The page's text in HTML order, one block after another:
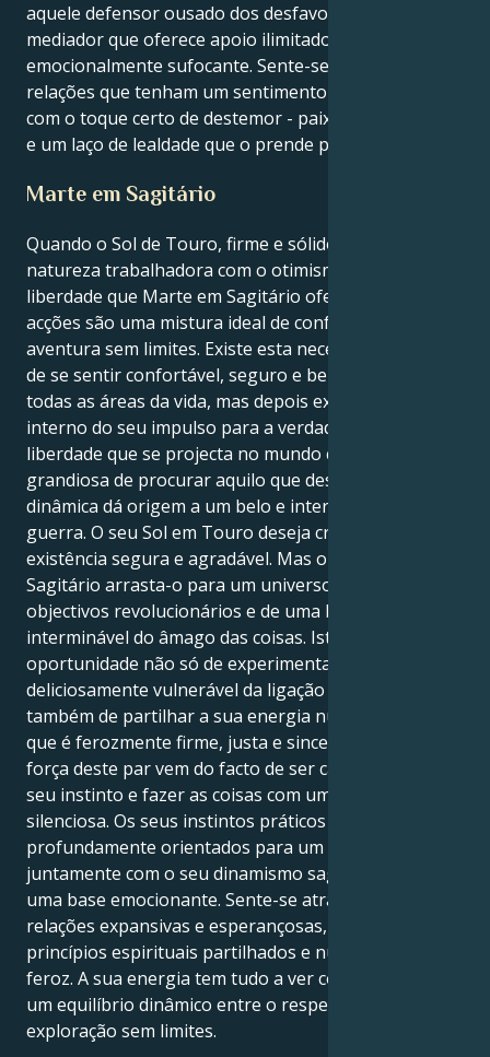
aquele defensor ousado dos desfavorecidos e
mediador que oferece apoio ilimitado sem se tornar
emocionalmente sufocante. Sente-se atraído por
relações que tenham um sentimento de aventura,
com o toque certo de destemor - paixões partilhadas
e um laço de lealdade que o prende para sempre.
Marte em Sagitário
Quando o Sol de Touro, firme e sólido, concilia a sua
natureza trabalhadora com o otimismo amante da
liberdade que Marte em Sagitário oferece, as suas
acções são uma mistura ideal de conforto prático e
aventura sem limites. Existe esta necessidade externa
de se sentir confortável, seguro e bem tratado em
todas as áreas da vida, mas depois existe um mundo
interno do seu impulso para a verdade e para a
liberdade que se projecta no mundo com uma forma
grandiosa de procurar aquilo que deseja. Esta
dinâmica dá origem a um belo e interessante cabo de
guerra. O seu Sol em Touro deseja criar uma
existência segura e agradável. Mas o seu Marte em
Sagitário arrasta-o para um universo apaixonado de
objectivos revolucionários e de uma busca
interminável do âmago das coisas. Isto dá-lhe a
oportunidade não só de experimentar a textura
deliciosamente vulnerável da ligação humana, mas
também de partilhar a sua energia numa capacidade
que é ferozmente firme, justa e sincera. A verdadeira
força deste par vem do facto de ser capaz de seguir o
seu instinto e fazer as coisas com uma tenacidade
silenciosa. Os seus instintos práticos de Touro são
profundamente orientados para um objetivo,
juntamente com o seu dinamismo sagitariano, e são
uma base emocionante. Sente-se atraído por
relações expansivas e esperançosas, baseadas em
princípios espirituais partilhados e numa lealdade
feroz. A sua energia tem tudo a ver com encontrar
um equilíbrio dinâmico entre o respeito mútuo e a
exploração sem limites.